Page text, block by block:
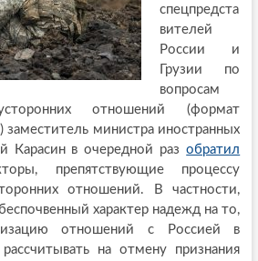
спецпредста
вителей
России и
Грузии по
вопросам
отношений (формат
заместитель министра иностранных
Карасин в очередной разобратил
препятствующие процессу
отношений. В частности,
характер надежд на то,
отношений с Россией в
на отмену признания